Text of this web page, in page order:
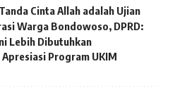
Cinta Allah adalah Ujian
Warga Bondowoso, DPRD:
Lebih Dibutuhkan
Program UKIM